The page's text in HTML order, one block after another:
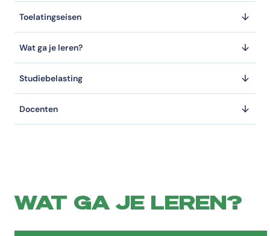
Toelatingseisen
Wat ga je leren?
Studiebelasting
Docenten
WAT GA JE LEREN?